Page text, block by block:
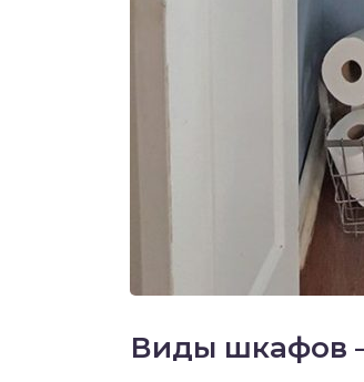
Виды шкафов